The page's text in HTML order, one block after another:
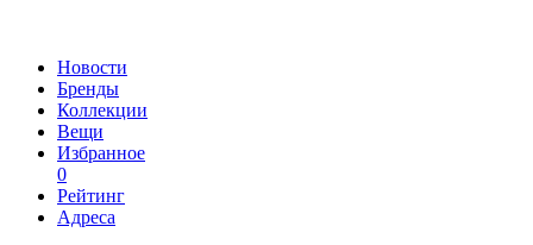
Новости
Бренды
Коллекции
Вещи
Избранное
0
Рейтинг
Адреса